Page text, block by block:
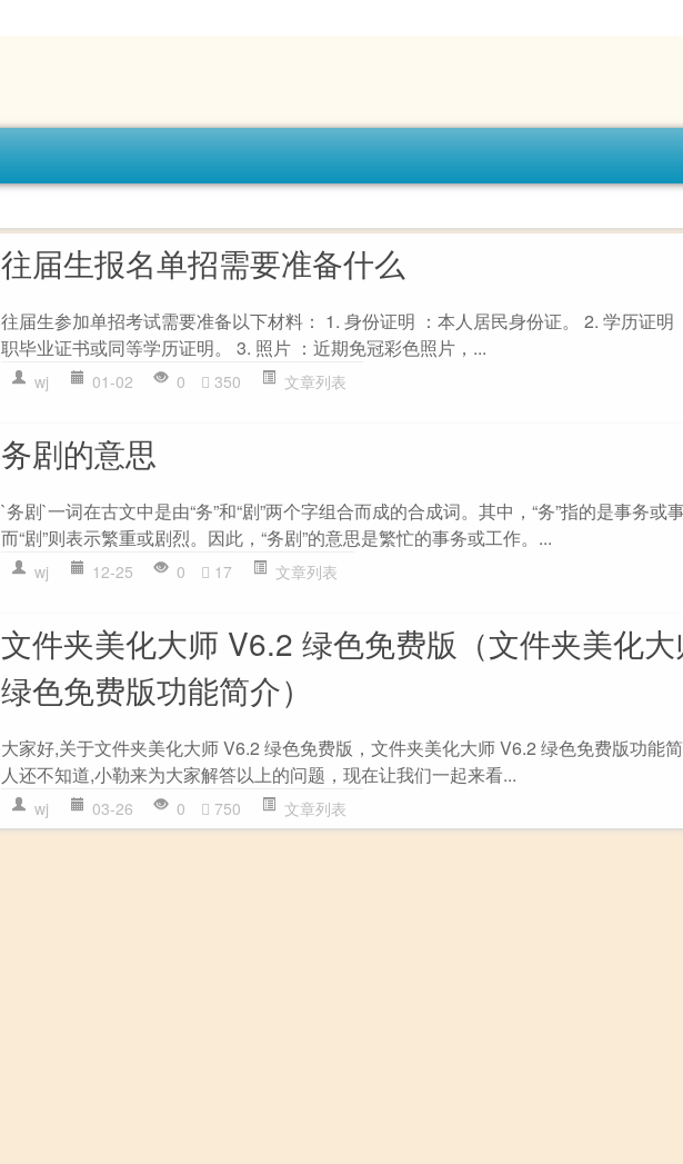
往届生报名单招需要准备什么
往届生参加单招考试需要准备以下材料： 1. 身份证明 ：本人居民身份证。 2. 学历证明
职毕业证书或同等学历证明。 3. 照片 ：近期免冠彩色照片，...
wj 01-02 0 350 文章列表
务剧的意思
`务剧`一词在古文中是由“务”和“剧”两个字组合而成的合成词。其中，“务”指的是事务或
而“剧”则表示繁重或剧烈。因此，“务剧”的意思是繁忙的事务或工作。...
wj 12-25 0 17 文章列表
文件夹美化大师 V6.2 绿色免费版（文件夹美化
绿色免费版功能简介）
大家好,关于文件夹美化大师 V6.2 绿色免费版，文件夹美化大师 V6.2 绿色免费版功能
人还不知道,小勒来为大家解答以上的问题，现在让我们一起来看...
wj 03-26 0 750 文章列表